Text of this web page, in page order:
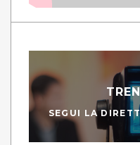
SEGUI LA